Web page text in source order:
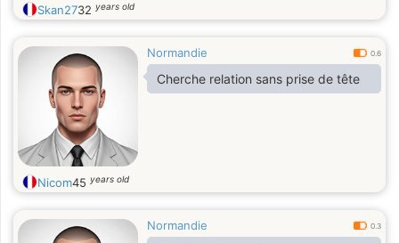
Skan2732 years old
Normandie 0.6
Cherche relation sans prise de tête
Nicom45 years old
Normandie 0.3